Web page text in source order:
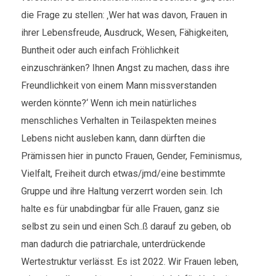
die Frage zu stellen: ‚Wer hat was davon, Frauen in
ihrer Lebensfreude, Ausdruck, Wesen, Fähigkeiten,
Buntheit oder auch einfach Fröhlichkeit
einzuschränken? Ihnen Angst zu machen, dass ihre
Freundlichkeit von einem Mann missverstanden
werden könnte?‘ Wenn ich mein natürliches
menschliches Verhalten in Teilaspekten meines
Lebens nicht ausleben kann, dann dürften die
Prämissen hier in puncto Frauen, Gender, Feminismus,
Vielfalt, Freiheit durch etwas/jmd/eine bestimmte
Gruppe und ihre Haltung verzerrt worden sein. Ich
halte es für unabdingbar für alle Frauen, ganz sie
selbst zu sein und einen Sch..ß darauf zu geben, ob
man dadurch die patriarchale, unterdrückende
Wertestruktur verlässt. Es ist 2022. Wir Frauen leben,